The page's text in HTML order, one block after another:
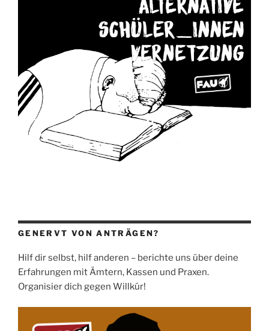
GENERVT VON ANTRÄGEN?
Hilf dir selbst, hilf anderen – berichte uns über deine
Erfahrungen mit Ämtern, Kassen und Praxen.
Organisier dich gegen Willkür!